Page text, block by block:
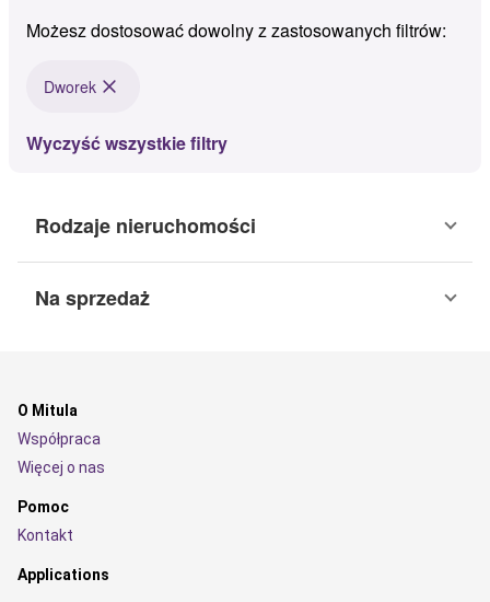
Możesz dostosować dowolny z zastosowanych filtrów:
Dworek
Wyczyść wszystkie filtry
Rodzaje nieruchomości
Na sprzedaż
O Mitula
Współpraca
Więcej o nas
Pomoc
Kontakt
Applications